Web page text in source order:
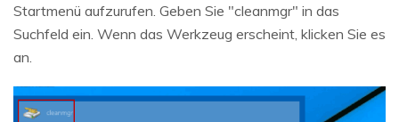
Startmenü aufzurufen. Geben Sie "cleanmgr" in das
Suchfeld ein. Wenn das Werkzeug erscheint, klicken Sie es
an.